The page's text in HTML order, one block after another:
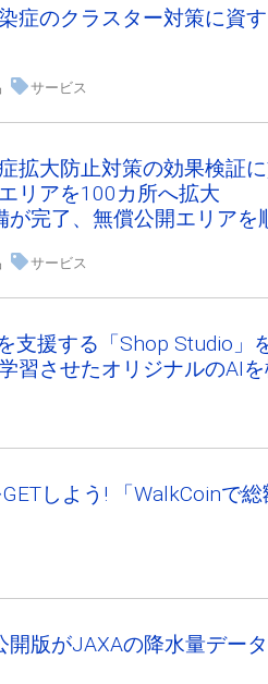
症のクラスター対策に資
サービス
拡大防止対策の効果検証
リアを100カ所へ拡大
が完了、無償公開エリアを
サービス
支援する「Shop Studio」
習させたオリジナルのAIを
しよう! 「WalkCoinで
開版がJAXAの降水量デー